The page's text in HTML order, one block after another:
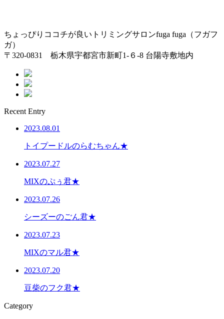
ちょっぴりココチが良いトリミングサロンfuga fuga（フガフ
ガ）
〒320-0831 栃木県宇都宮市新町1-６-8 台陽寺敷地内
Recent Entry
2023.08.01
トイプードルのらむちゃん★
2023.07.27
MIXのぷぅ君★
2023.07.26
シーズーのごん君★
2023.07.23
MIXのマル君★
2023.07.20
豆柴のフク君★
Category